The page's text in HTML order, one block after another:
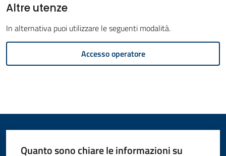
Vivere
il
e
Altre utenze
In alternativa puoi utilizzare le seguenti modalità.
Accesso operatore
Quanto sono chiare le informazioni su